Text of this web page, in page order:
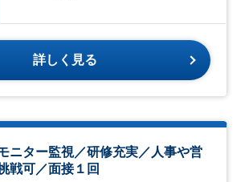
詳しく見る
ニター監視／研修充実／人事や営
戦可／面接１回